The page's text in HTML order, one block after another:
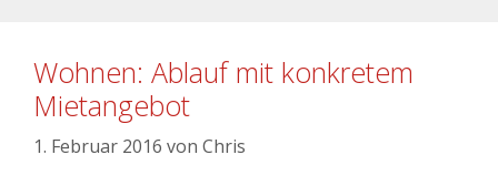
Wohnen: Ablauf mit konkretem
Mietangebot
1. Februar 2016 von Chris